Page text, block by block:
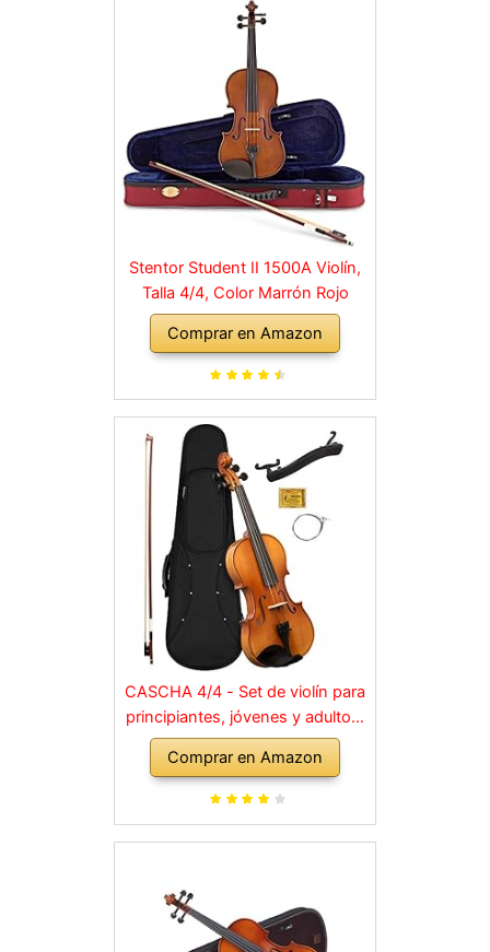
Stentor Student II 1500A Violín,
Talla 4/4, Color Marrón Rojo
Comprar en Amazon
CASCHA 4/4 - Set de violín para
principiantes, jóvenes y adultos,
violín macizo con arco, colofonia,
cuerdas de repuesto, soporte
para hombro, maletín, abeto
Comprar en Amazon